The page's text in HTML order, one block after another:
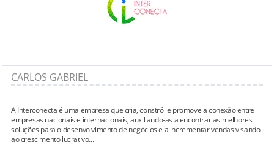
CARLOS GABRIEL
A Interconecta é uma empresa que cria, constrói e promove a conexão entre
empresas nacionais e internacionais, auxiliando-as a encontrar as melhores
soluções para o desenvolvimento de negócios e a incrementar vendas visando
ao crescimento lucrativo...